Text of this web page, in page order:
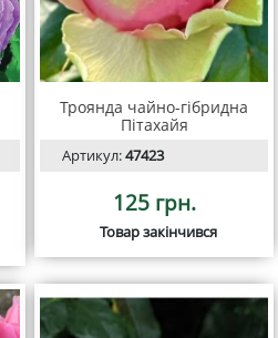
Троянда чайно-гібридна
Пітахайя
Артикул:47423
125 грн.
Товар закінчився